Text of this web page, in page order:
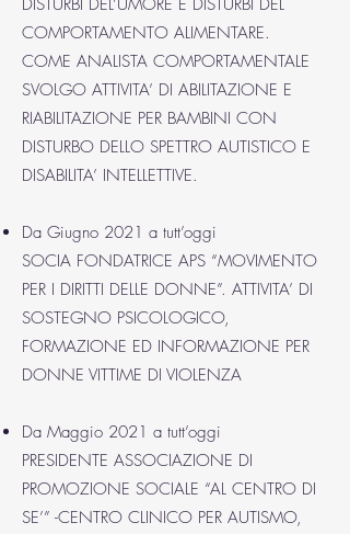
DISTURBI DEL’UMORE E DISTURBI DEL
COMPORTAMENTO ALIMENTARE.
COME ANALISTA COMPORTAMENTALE
SVOLGO ATTIVITA’ DI ABILITAZIONE E
RIABILITAZIONE PER BAMBINI CON
DISTURBO DELLO SPETTRO AUTISTICO E
DISABILITA’ INTELLETTIVE.
Da Giugno 2021 a tutt’oggi
SOCIA FONDATRICE APS “MOVIMENTO
PER I DIRITTI DELLE DONNE”. ATTIVITA’ DI
SOSTEGNO PSICOLOGICO,
FORMAZIONE ED INFORMAZIONE PER
DONNE VITTIME DI VIOLENZA
Da Maggio 2021 a tutt’oggi
PRESIDENTE ASSOCIAZIONE DI
PROMOZIONE SOCIALE “AL CENTRO DI
SE’” -CENTRO CLINICO PER AUTISMO,